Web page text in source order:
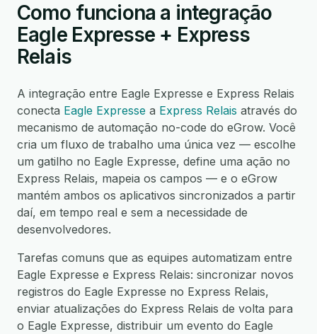
Como funciona a integração
Eagle Expresse + Express
Relais
A integração entre Eagle Expresse e Express Relais
conecta Eagle Expresse a Express Relais através do
mecanismo de automação no-code do eGrow. Você
cria um fluxo de trabalho uma única vez — escolhe
um gatilho no Eagle Expresse, define uma ação no
Express Relais, mapeia os campos — e o eGrow
mantém ambos os aplicativos sincronizados a partir
daí, em tempo real e sem a necessidade de
desenvolvedores.
Tarefas comuns que as equipes automatizam entre
Eagle Expresse e Express Relais: sincronizar novos
registros do Eagle Expresse no Express Relais,
enviar atualizações do Express Relais de volta para
o Eagle Expresse, distribuir um evento do Eagle